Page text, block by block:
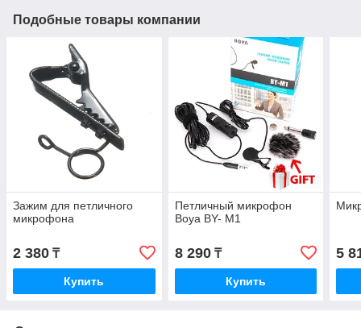
Подобные товары компании
Зажим для петличного
микрофона
2 380 ₸
Купить
Петличный микрофон
Boya BY- M1
8 290₸
Купить
5